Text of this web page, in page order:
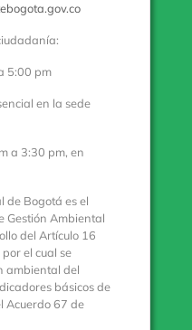
5:00 pm
en la sede
a 3:30 pm, en
de Bogotá es el
Gestión Ambiental
del Artículo 16
el cual se
ambiental del
básicos de
Acuerdo 67 de